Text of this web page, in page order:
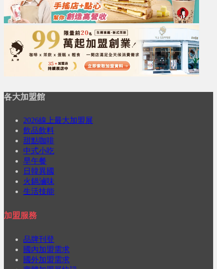
各大加盟館
2026線上最大加盟展
飲品飲料
甜點咖啡
中式小吃
早午餐
日韓異國
火鍋滷味
生活技能
加盟服務
品牌刊登
國內加盟需求
國外加盟需求